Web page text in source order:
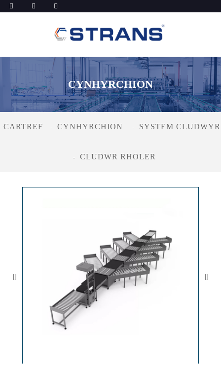
CYNHYRCHION
CARTREF CYNHYRCHION SYSTEM CLUDWYR
CLUDWR RHOLER